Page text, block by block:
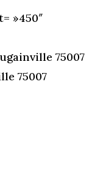
»450″
75007
75007